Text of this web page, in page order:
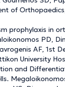
of
prophylaxis in
PD,
AF, 1st
University
and